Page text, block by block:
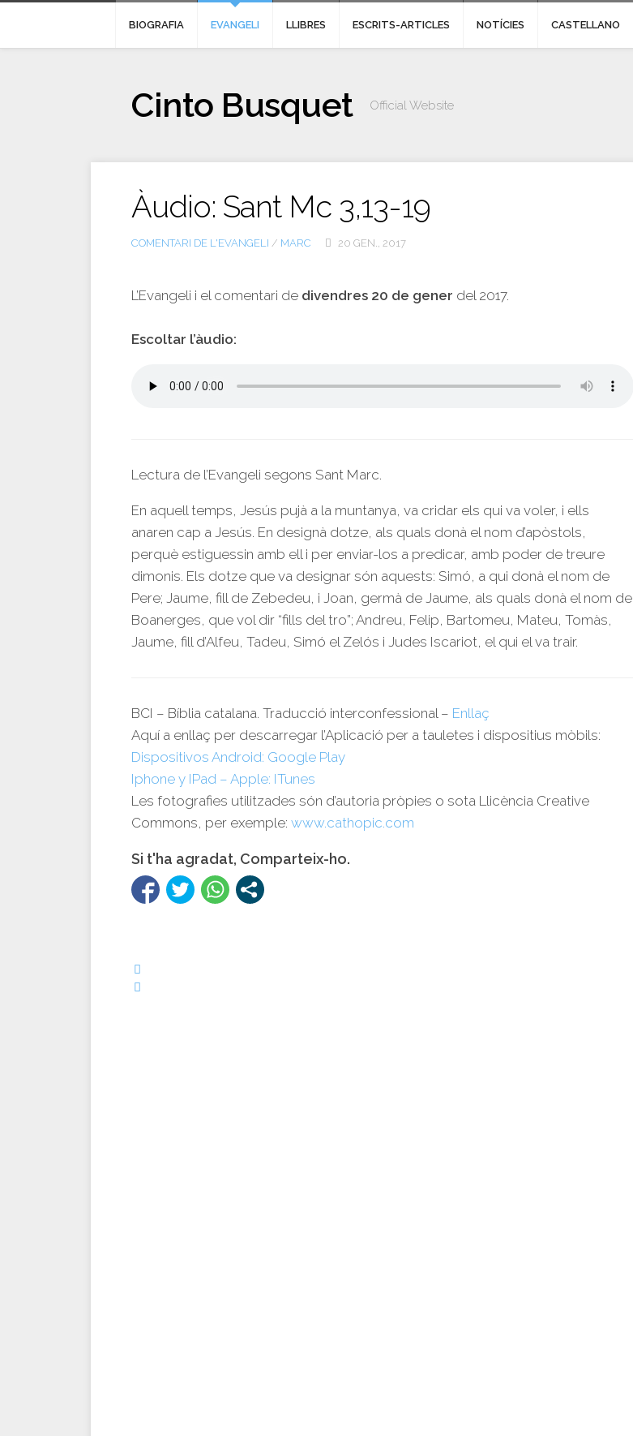
BIOGRAFIA EVANGELI LLIBRES ESCRITS-ARTICLES NOTÍCIES CASTELLANO
Cinto Busquet Official Website
Àudio: Sant Mc 3,13-19
COMENTARI DE L'EVANGELI / MARC 20 GEN., 2017
L’Evangeli i el comentari de divendres 20 de gener del 2017.
Escoltar l’àudio:
Lectura de l’Evangeli segons Sant Marc.
En aquell temps, Jesús pujà a la muntanya, va cridar els qui va voler, i ells
anaren cap a Jesús. En designà dotze, als quals donà el nom d’apòstols,
perquè estiguessin amb ell i per enviar-los a predicar, amb poder de treure
dimonis. Els dotze que va designar són aquests: Simó, a qui donà el nom de
Pere; Jaume, fill de Zebedeu, i Joan, germà de Jaume, als quals donà el nom de
Boanerges, que vol dir “fills del tro”; Andreu, Felip, Bartomeu, Mateu, Tomàs,
Jaume, fill d’Alfeu, Tadeu, Simó el Zelós i Judes Iscariot, el qui el va trair.
BCI – Bíblia catalana. Traducció interconfessional – Enllaç
Aquí a enllaç per descarregar l’Aplicació per a tauletes i dispositius mòbils:
Dispositivos Android: Google Play
Iphone y IPad – Apple: ITunes
Les fotografies utilitzades són d’autoria pròpies o sota Llicència Creative
Commons, per exemple: www.cathopic.com
Si t'ha agradat, Comparteix-ho.